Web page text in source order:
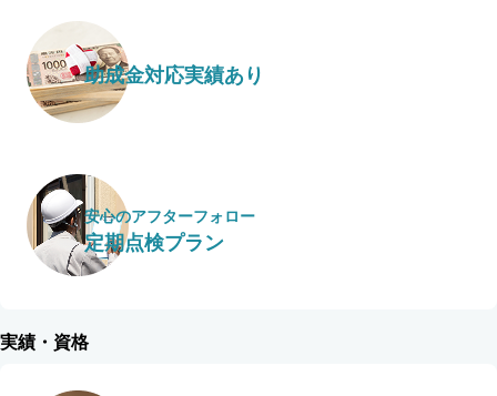
助成金対応実績あり
安心のアフターフォロー
定期点検プラン
実績・資格